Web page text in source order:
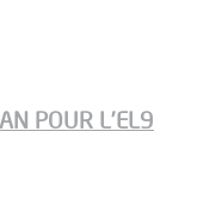
POUR L’EL9